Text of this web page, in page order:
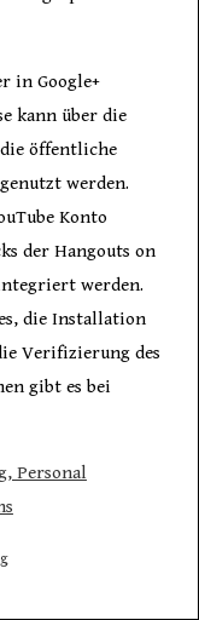
in Google+
kann über die
öffentliche
werden.
Konto
der Hangouts on
werden.
die Installation
Verifizierung des
gibt es bei
Personal